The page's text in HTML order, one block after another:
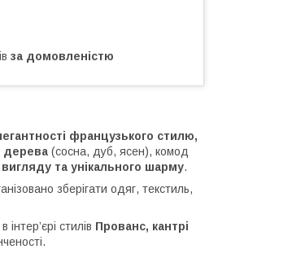
за домовленістю
французького стилю,
дерева(сосна, дуб, ясен), комод
та унікального шарму.
зберігати одяг, текстиль,
інтер’єрі стилів Прованс, кантрі